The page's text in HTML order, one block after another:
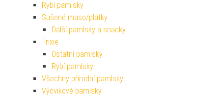
Rybí pamlsky
Sušené maso/plátky
Další pamlsky a snacky
Trixie
Ostatní pamlsky
Rybí pamlsky
Všechny přírodní pamlsky
Výcvikové pamlsky